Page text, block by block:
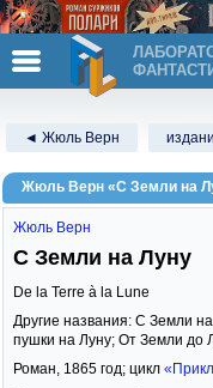
◄ Жюль Верн
Жюль Верн «С Земли на
Жюль Верн
С Земли на Луну
De la Terre à la Lune
Другие названия: С Земли
пушки на Луну; От Земли до
Роман, 1865 год; цикл